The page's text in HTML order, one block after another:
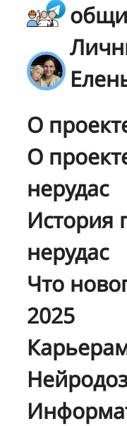
О
О
нерудас
История
нерудас
Что
2025